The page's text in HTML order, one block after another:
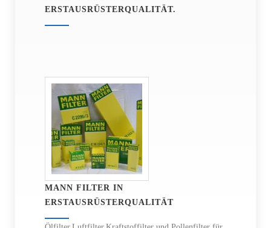
ERSTAUSRÜSTERQUALITÄT.
MANN FILTER IN
ERSTAUSRÜSTERQUALITÄT